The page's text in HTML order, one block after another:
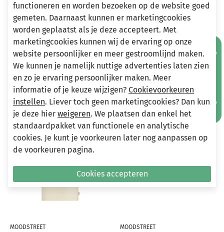
Heeft u vragen?
Stuur een e-mail
info@miniandmore.nl
Andere bekeken ook
Wellicht ook iets voor jou?
-70%
MOODSTREET
-70%
MOODSTREET
Mis geen aanbiedingen!
functioneren en worden bezoeken op de website goed
gemeten. Daarnaast kunnen er marketingcookies
worden geplaatst als je deze accepteert. Met
marketingcookies kunnen wij de ervaring op onze
website persoonlijker en meer gestroomlijnd maken.
We kunnen je namelijk nuttige advertenties laten zien
en zo je ervaring persoonlijker maken. Meer
informatie of je keuze wijzigen? Cookievoorkeuren
instellen. Liever toch geen marketingcookies? Dan kun
je deze hier weigeren. We plaatsen dan enkel het
standaardpakket van functionele en analytische
cookies. Je kunt je voorkeuren later nog aanpassen op
de voorkeuren pagina.
Cookies accepteren